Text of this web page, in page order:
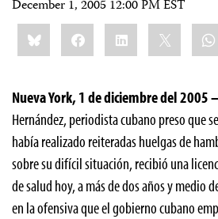
December 1, 2005 12:00 PM EST
Share
this:BlueskyFacebookLinkedIn
Nueva York, 1 de diciembre del 2005 –
Hernández, periodista cubano preso que
había realizado reiteradas huelgas de
sobre su difícil situación, recibió una
de salud hoy, a más de dos años y medio
en la ofensiva que el gobierno cubano